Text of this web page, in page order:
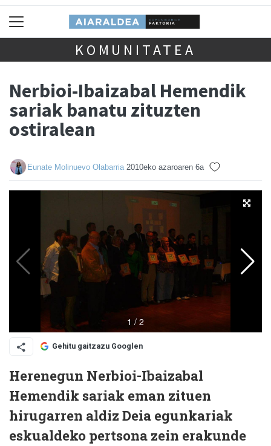
KOMUNITATEA
Nerbioi-Ibaizabal Hemendik
sariak banatu zituzten
ostiralean
Eunate Molinuevo Olabarria 2010eko azaroaren 6a
Gehitu gaitzazu Googlen
Herenegun Nerbioi-Ibaizabal
Hemendik sariak eman zituen
hirugarren aldiz Deia egunkariak
eskualdeko pertsona zein erakunde